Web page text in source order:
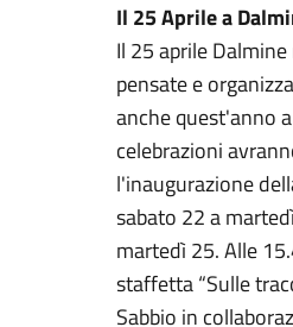
Il 25 Aprile a
Il 25 aprile
pensate e
anche quest'anno
celebrazioni
l'inaugurazione
sabato 22 a
martedì 25. Alle
staffetta “Sulle
Sabbio in